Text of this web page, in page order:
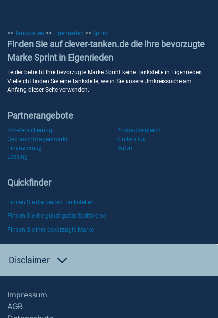
>> Tankstellen >> Eigenrieden >> Sprint
Finden Sie auf clever-tanken.de die ihre bevorzugte
Marke Sprint in Eigenrieden
Leider betreibt Ihre bevorzugte Marke Sprint keine Tankstelle in Eigenrieden.
Vielleicht finden Sie eine Tankstelle, wenn Sie unsere Umkreissuche am
Anfang dieser Seite verwenden.
Partnerangebote
Kfz-Versicherung
Produktvergleich
Gebrauchtwagenmarkt
Kindersitze
Finanzierung
Reifen
Leasing
Quickfinder
Finden Sie die besten Tankstellen
Finden Sie die günstigsten Spritpreise
Finden Sie Ihre bevorzugte Marke
Disclaimer
Impressum
AGB